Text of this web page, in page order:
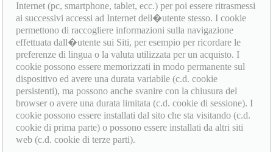
Internet (pc, smartphone, tablet, ecc.) per poi essere ritrasmessi
ai successivi accessi ad Internet dell�utente stesso. I cookie
permettono di raccogliere informazioni sulla navigazione
effettuata dall�utente sui Siti, per esempio per ricordare le
preferenze di lingua o la valuta utilizzata per un acquisto. I
cookie possono essere memorizzati in modo permanente sul
dispositivo ed avere una durata variabile (c.d. cookie
persistenti), ma possono anche svanire con la chiusura del
browser o avere una durata limitata (c.d. cookie di sessione). I
cookie possono essere installati dal sito che sta visitando (c.d.
cookie di prima parte) o possono essere installati da altri siti
web (c.d. cookie di terze parti).